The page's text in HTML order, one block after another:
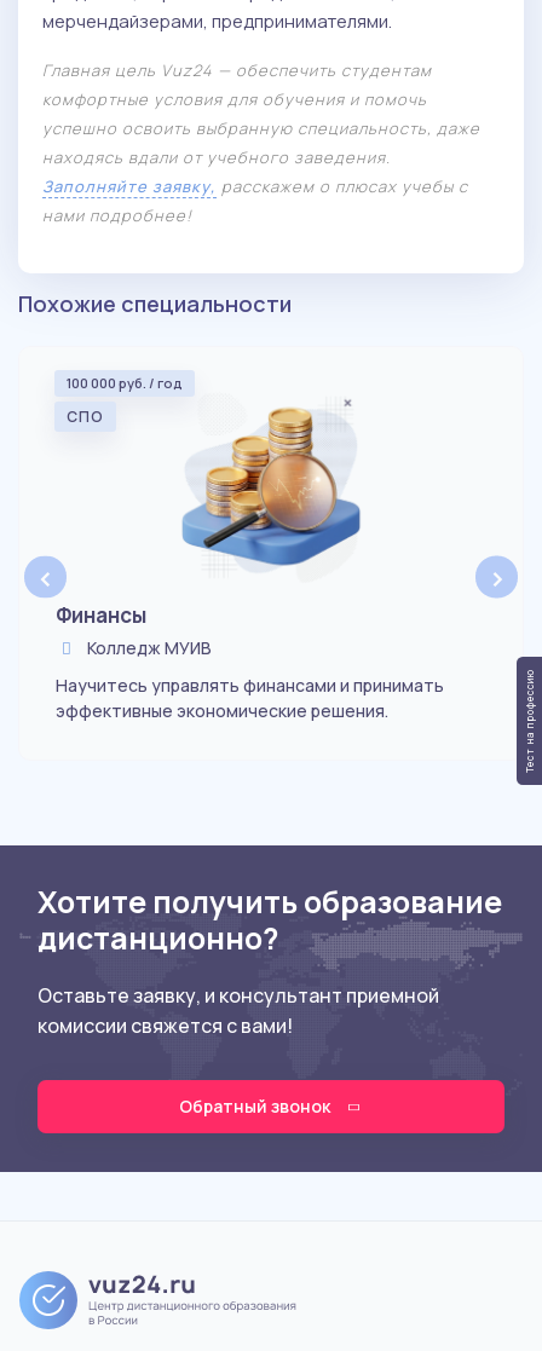
мерчендайзерами, предпринимателями.
Главная цель Vuz24 — обеспечить студентам
комфортные условия для обучения и помочь
успешно освоить выбранную специальность, даже
находясь вдали от учебного заведения.
Заполняйте заявку, расскажем о плюсах учебы с
нами подробнее!
Похожие специальности
‹
100 000 руб. / год
СПО
Финансы
Колледж МУИВ
Научитесь управлять финансами и принимать
эффективные экономические решения.
›
Хотите получить образование
дистанционно?
Оставьте заявку, и консультант приемной
комиссии свяжется с вами!
Обратный звонок
Тест на профессию